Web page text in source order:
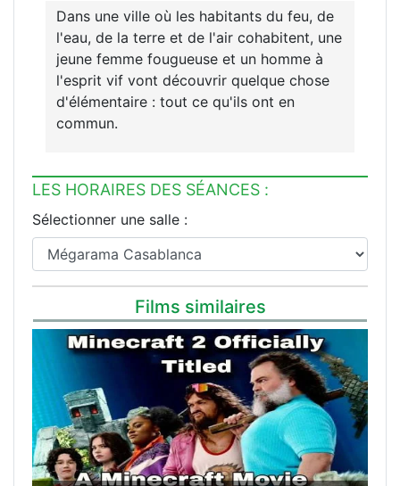
Dans une ville où les habitants du feu, de
l'eau, de la terre et de l'air cohabitent, une
jeune femme fougueuse et un homme à
l'esprit vif vont découvrir quelque chose
d'élémentaire : tout ce qu'ils ont en
commun.
LES HORAIRES DES SÉANCES :
Sélectionner une salle :
Films similaires